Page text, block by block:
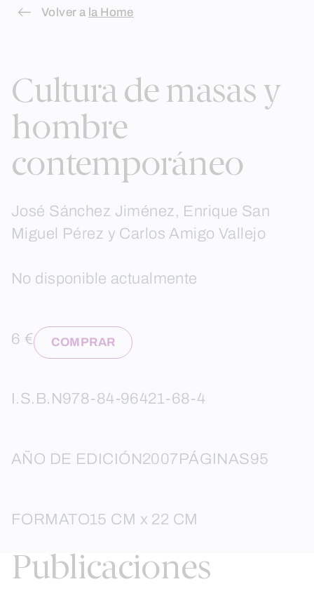
Skip
Volver a la Home
Cultura de masas y
hombre
contemporáneo
José Sánchez Jiménez, Enrique San
Miguel Pérez y Carlos Amigo Vallejo
No disponible actualmente
6 € COMPRAR
I.S.B.N978-84-96421-68-4
AÑO DE EDICIÓN2007PÁGINAS95
FORMATO15 CM x 22 CM
Publicaciones